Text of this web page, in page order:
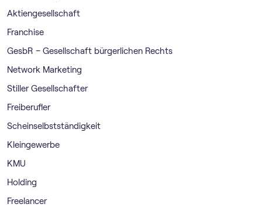
Aktiengesellschaft
Franchise
GesbR – Gesellschaft bürgerlichen Rechts
Network Marketing
Stiller Gesellschafter
Freiberufler
Scheinselbstständigkeit
Kleingewerbe
KMU
Holding
Freelancer